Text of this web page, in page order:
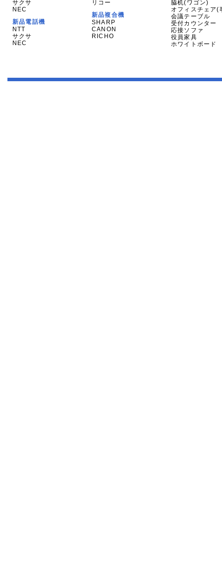
サクサ
NEC
新品電話機
NTT
サクサ
NEC
リコー
新品複合機
SHARP
CANON
RICHO
脇机(ワゴン)
オフィスチェア(
会議テーブル
受付カウンター
応接ソファ
役員家具
ホワイトボード